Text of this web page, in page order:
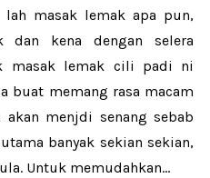
masak lemak apa pun,
dan kena dengan selera
masak lemak cili padi ni
buat memang rasa macam
menjdi senang sebab
banyak sekian sekian,
Untuk memudahkan...